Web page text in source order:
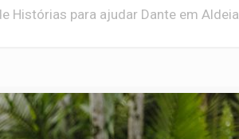
Histórias para ajudar Dante em Aldeia